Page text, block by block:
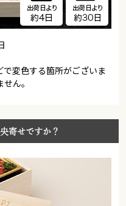
変色する箇所がございま
ん。
寄せですか？